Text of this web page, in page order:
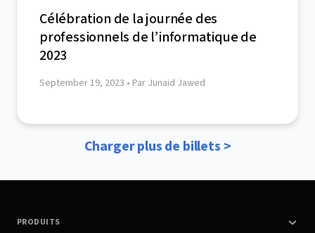
Célébration de la journée des
professionnels de l’informatique de
2023
September 19, 2023 • Par Junaid Jawed
Charger plus de billets >
PRODUITS